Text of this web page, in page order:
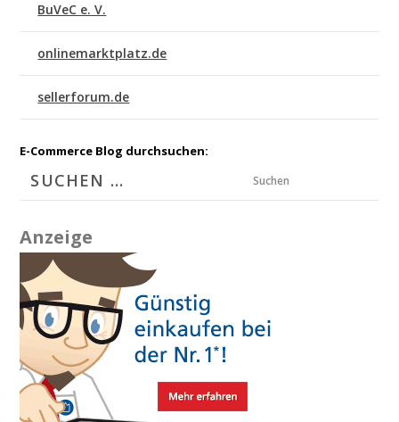
BuVeC e. V.
onlinemarktplatz.de
sellerforum.de
E-Commerce Blog durchsuchen:
Suchen
Anzeige